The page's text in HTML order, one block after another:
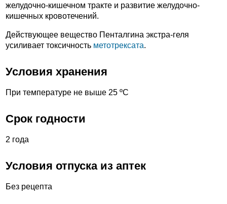
желудочно-кишечном тракте и развитие желудочно-
кишечных кровотечений.
Действующее вещество Пенталгина экстра-геля
усиливает токсичность метотрексата.
Условия хранения
При температуре не выше 25 ºС
Срок годности
2 года
Условия отпуска из аптек
Без рецепта